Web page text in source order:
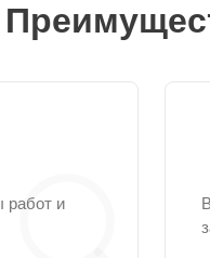
работ и